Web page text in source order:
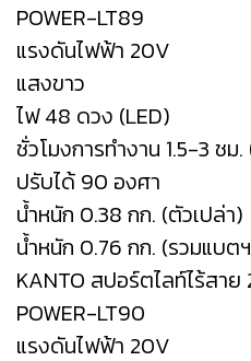
POWER-LT89
แรงดันไฟฟ้า 20V
แสงขาว
ไฟ 48 ดวง (LED)
ชั่วโมงการทำงาน 1.5-3 ช
ปรับได้ 90 องศา
น้ำหนัก 0.38 กก. (ตัวเปล่า)
น้ำหนัก 0.76 กก. (รวมแบต
KANTO สปอร์ตไลท์ไร้สา
POWER-LT90
แรงดันไฟฟ้า 20V